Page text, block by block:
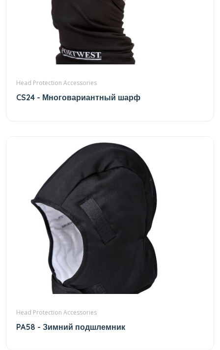
Head Protection Accessories
CS24 - Многовариантный шарф
Head Protection Accessories
PA58 - Зимний подшлемник